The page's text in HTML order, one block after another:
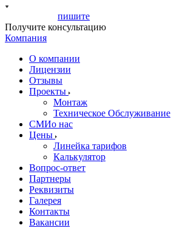
пишите
Получите консультацию
Компания
О компании
Лицензии
Отзывы
Проекты
Монтаж
Техническое Обслуживание
СМИо нас
Цены
Линейка тарифов
Калькулятор
Вопрос-ответ
Партнеры
Реквизиты
Галерея
Контакты
Вакансии